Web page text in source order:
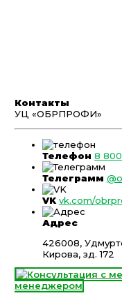
Контакты
УЦ «ОБРПРОФИ»
Телефон 8
Телеграмм
VK vk.com/
Адрес
426008,
Кирова, зд. 172
менеджером